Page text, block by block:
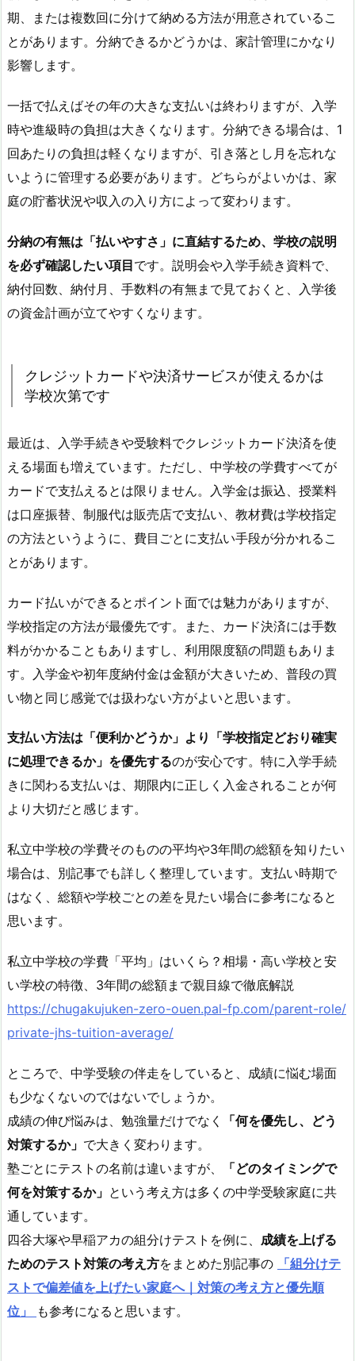
期、または複数回に分けて納める方法が用意されているこ
とがあります。分納できるかどうかは、家計管理にかなり
影響します。
一括で払えばその年の大きな支払いは終わりますが、入学
時や進級時の負担は大きくなります。分納できる場合は、1
回あたりの負担は軽くなりますが、引き落とし月を忘れな
いように管理する必要があります。どちらがよいかは、家
庭の貯蓄状況や収入の入り方によって変わります。
分納の有無は「払いやすさ」に直結するため、学校の説明
を必ず確認したい項目です。説明会や入学手続き資料で、
納付回数、納付月、手数料の有無まで見ておくと、入学後
の資金計画が立てやすくなります。
クレジットカードや決済サービスが使えるかは
学校次第です
最近は、入学手続きや受験料でクレジットカード決済を使
える場面も増えています。ただし、中学校の学費すべてが
カードで支払えるとは限りません。入学金は振込、授業料
は口座振替、制服代は販売店で支払い、教材費は学校指定
の方法というように、費目ごとに支払い手段が分かれるこ
とがあります。
カード払いができるとポイント面では魅力がありますが、
学校指定の方法が最優先です。また、カード決済には手数
料がかかることもありますし、利用限度額の問題もありま
す。入学金や初年度納付金は金額が大きいため、普段の買
い物と同じ感覚では扱わない方がよいと思います。
支払い方法は「便利かどうか」より「学校指定どおり確実
に処理できるか」を優先するのが安心です。特に入学手続
きに関わる支払いは、期限内に正しく入金されることが何
より大切だと感じます。
私立中学校の学費そのものの平均や3年間の総額を知りたい
場合は、別記事でも詳しく整理しています。支払い時期で
はなく、総額や学校ごとの差を見たい場合に参考になると
思います。
私立中学校の学費「平均」はいくら？相場・高い学校と安
い学校の特徴、3年間の総額まで親目線で徹底解説
https://chugakujuken-zero-ouen.pal-fp.com/parent-role/
private-jhs-tuition-average/
ところで、中学受験の伴走をしていると、成績に悩む場面
も少なくないのではないでしょうか。
成績の伸び悩みは、勉強量だけでなく
「何を優先し、どう
対策するか」 で大きく変わります。
塾ごとにテストの名前は違いますが、
「どのタイミングで
何を対策するか」 という考え方は多くの中学受験家庭に共
通しています。
四谷大塚や早稲アカの組分けテストを例に、 成績を上げる
ためのテスト対策の考え方をまとめた別記事の
「組分けテ
ストで偏差値を上げたい家庭へ｜対策の考え方と優先順
位」
も参考になると思います。